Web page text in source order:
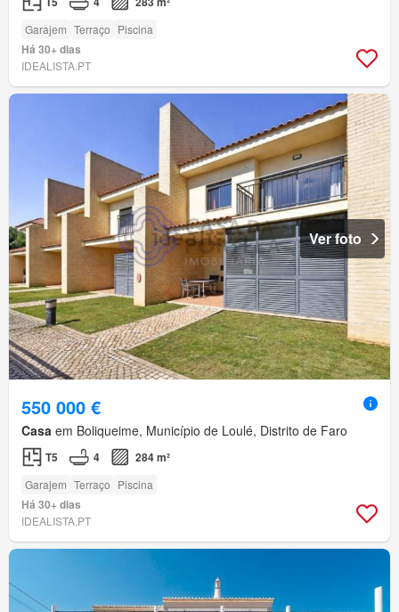
Garajem Terraço Piscina
Há 30+ dias
IDEALISTA.PT
Ver foto
550 000 €
Casa em Boliqueime, Município de Loulé, Distrito de Faro
T5 4 284 m²
Garajem Terraço Piscina
Há 30+ dias
IDEALISTA.PT